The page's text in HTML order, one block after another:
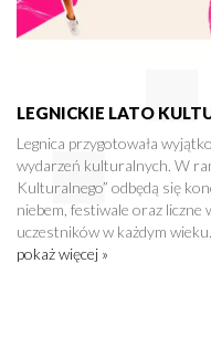
LEGNICKIE LATO
Legnica przygotowała
wydarzeń kulturalnych. W
Kulturalnego” odbędą się
niebem, festiwale oraz liczne
uczestników w każdym wieku.
pokaż więcej »